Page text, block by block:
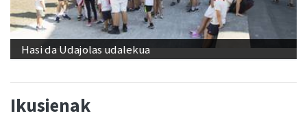
Hasi da Udajolas udalekua
Ikusienak